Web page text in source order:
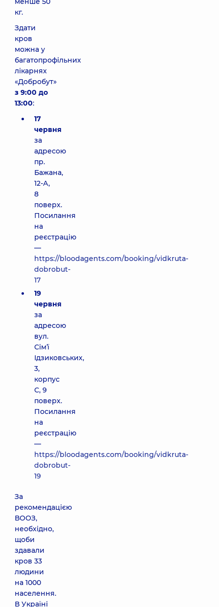
кг.
Здати
кров
можна у
багатопрофільних
лікарнях
«Добробут»
з 9:00 до
13:00:
17
червня
за
адресою
пр.
Бажана,
12-А,
8
поверх.
Посилання
на
реєстрацію
—
https://bloodagents.com/booking/vidkruta-
dobrobut-
17
19
червня
за
адресою
вул.
Сімʼї
Ідзиковських,
3,
корпус
С, 9
поверх.
Посилання
на
реєстрацію
—
https://bloodagents.com/booking/vidkruta-
dobrobut-
19
За
рекомендацією
ВООЗ,
необхідно,
щоби
здавали
кров 33
людини
на 1000
населення.
В Україні